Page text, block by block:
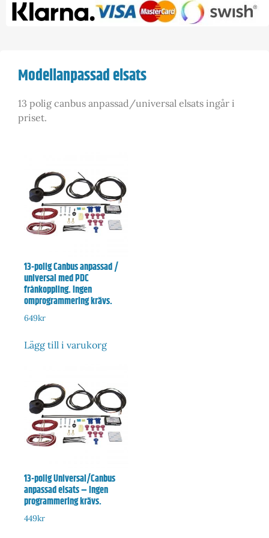
Modellanpassad elsats
13 polig canbus anpassad/universal elsats ingår i
priset.
13-polig Canbus anpassad /
universal med PDC
frånkoppling. Ingen
omprogrammering krävs.
649kr
Lägg till i varukorg
13-polig Universal/Canbus
anpassad elsats – Ingen
programmering krävs.
449kr